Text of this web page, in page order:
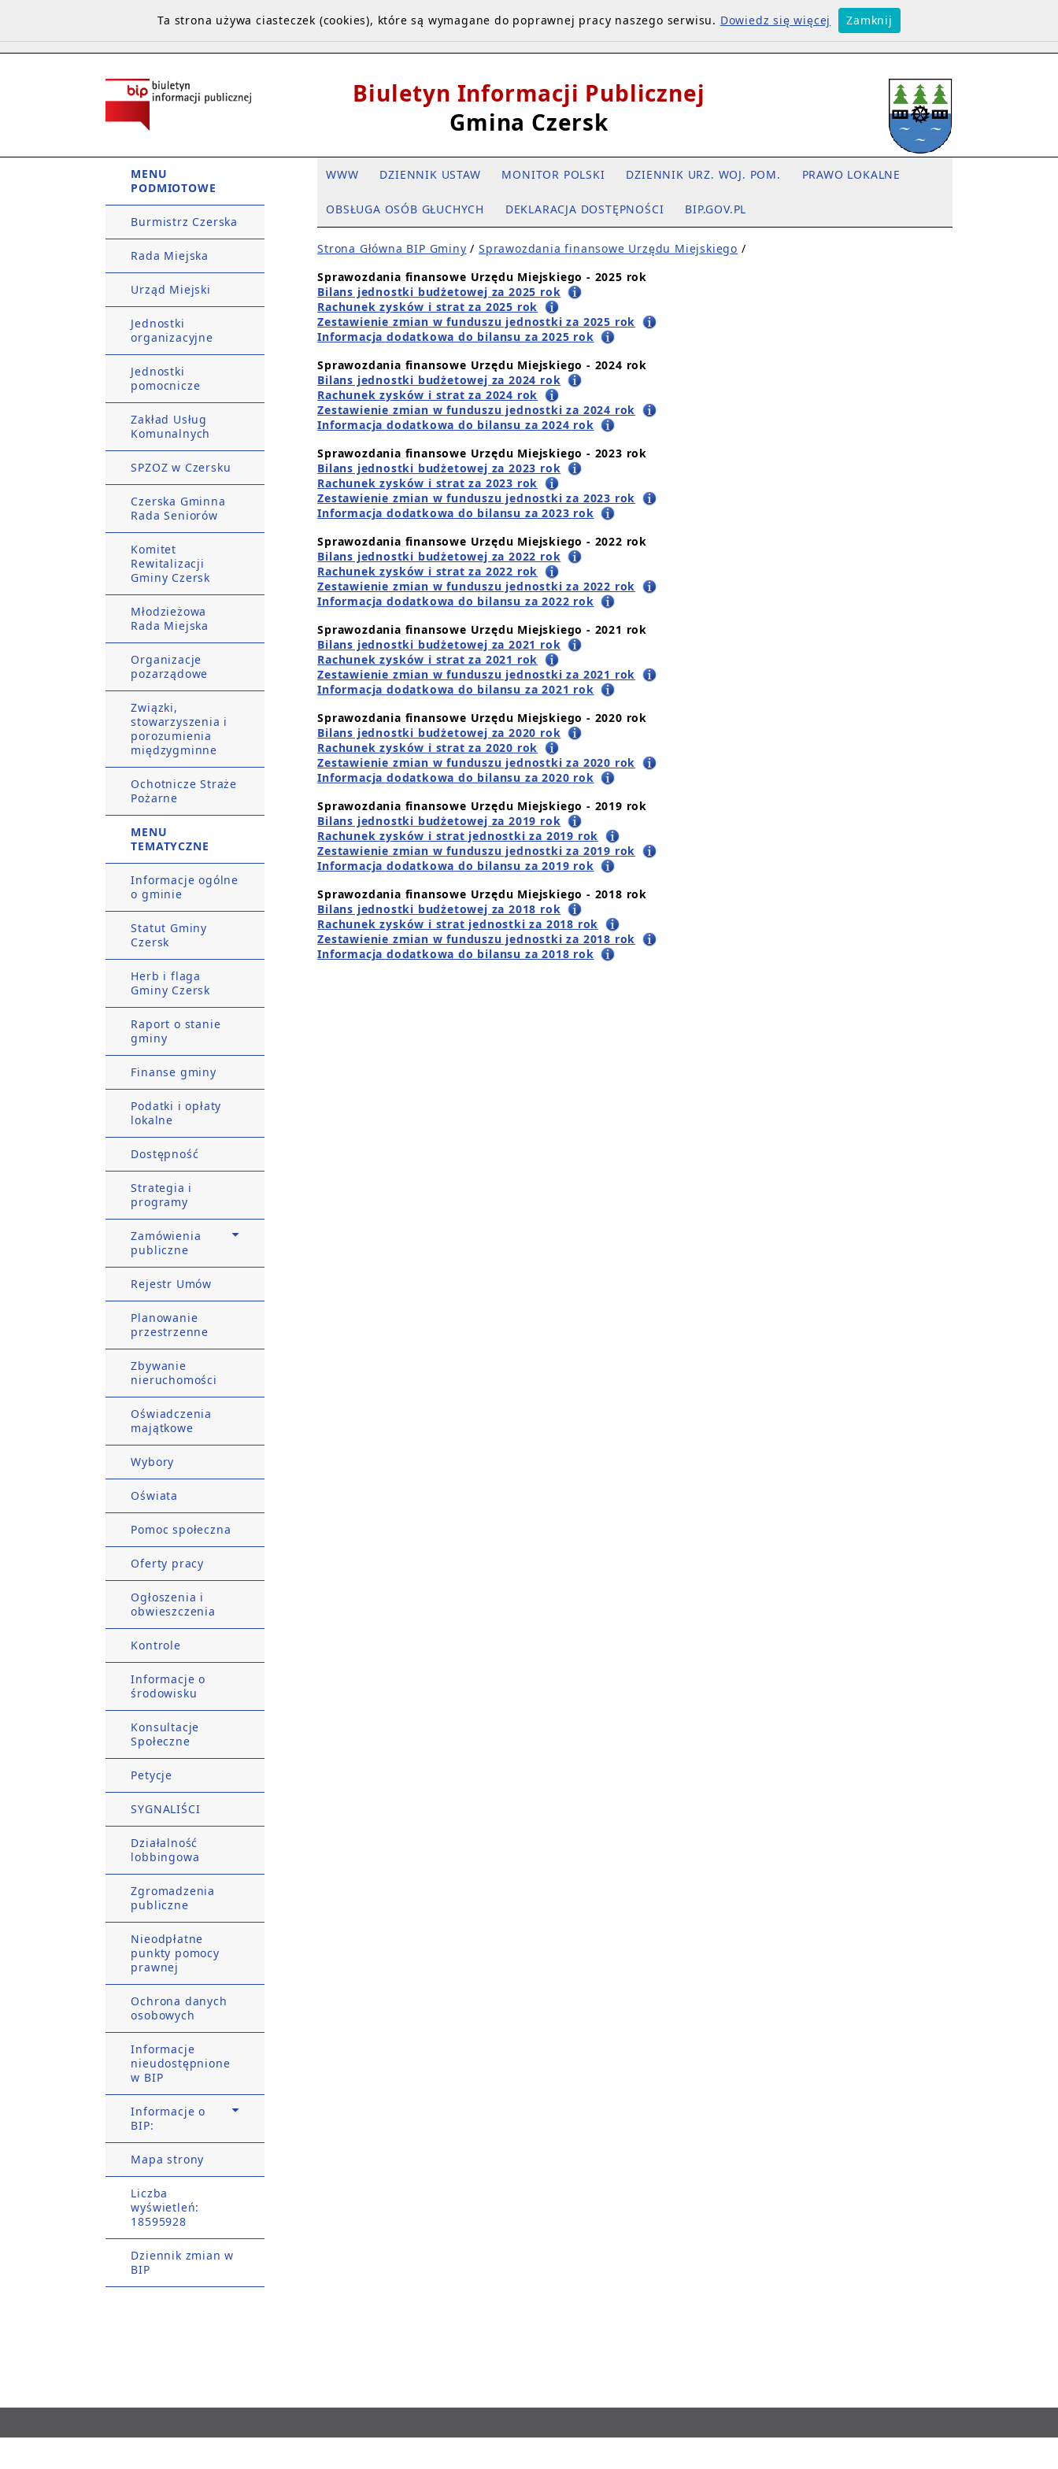
Biuletyn Informacji Publicznej
Gmina Czersk
MENU
PODMIOTOWE
Burmistrz Czerska
Rada Miejska
Urząd Miejski
Jednostki
organizacyjne
Jednostki
pomocnicze
Zakład Usług
Komunalnych
SPZOZ w Czersku
Czerska Gminna
Rada Seniorów
Komitet
Rewitalizacji
Gminy Czersk
Młodzieżowa
Rada Miejska
Organizacje
pozarządowe
Związki,
stowarzyszenia i
porozumienia
międzygminne
Ochotnicze Straże
Pożarne
MENU
TEMATYCZNE
Informacje ogólne
o gminie
Statut Gminy
Czersk
Herb i flaga
Gminy Czersk
Raport o stanie
gminy
Finanse gminy
Podatki i opłaty
lokalne
Dostępność
Strategia i
programy
Zamówienia
publiczne
Rejestr Umów
Planowanie
przestrzenne
Zbywanie
nieruchomości
Oświadczenia
majątkowe
Wybory
Oświata
Pomoc społeczna
Oferty pracy
Ogłoszenia i
obwieszczenia
Kontrole
Informacje o
środowisku
Konsultacje
Społeczne
Petycje
SYGNALIŚCI
Działalność
lobbingowa
Zgromadzenia
publiczne
Nieodpłatne
punkty pomocy
prawnej
Ochrona danych
osobowych
Informacje
nieudostępnione
w BIP
Informacje o
BIP:
Mapa strony
Liczba
wyświetleń:
18595928
Dziennik zmian w
BIP
WWW DZIENNIK USTAW MONITOR POLSKI DZIENNIK URZ. WOJ. POM. PRAWO LOKALNE
OBSŁUGA OSÓB GŁUCHYCH DEKLARACJA DOSTĘPNOŚCI BIP.GOV.PL
Strona Główna BIP Gminy / Sprawozdania finansowe Urzędu Miejskiego /
Sprawozdania finansowe Urzędu Miejskiego - 2025 rok
Bilans jednostki budżetowej za 2025 rok
Rachunek zysków i strat za 2025 rok
Zestawienie zmian w funduszu jednostki za 2025 rok
Informacja dodatkowa do bilansu za 2025 rok
Sprawozdania finansowe Urzędu Miejskiego - 2024 rok
Bilans jednostki budżetowej za 2024 rok
Rachunek zysków i strat za 2024 rok
Zestawienie zmian w funduszu jednostki za 2024 rok
Informacja dodatkowa do bilansu za 2024 rok
Sprawozdania finansowe Urzędu Miejskiego - 2023 rok
Bilans jednostki budżetowej za 2023 rok
Rachunek zysków i strat za 2023 rok
Zestawienie zmian w funduszu jednostki za 2023 rok
Informacja dodatkowa do bilansu za 2023 rok
Sprawozdania finansowe Urzędu Miejskiego - 2022 rok
Bilans jednostki budżetowej za 2022 rok
Rachunek zysków i strat za 2022 rok
Zestawienie zmian w funduszu jednostki za 2022 rok
Informacja dodatkowa do bilansu za 2022 rok
Sprawozdania finansowe Urzędu Miejskiego - 2021 rok
Bilans jednostki budżetowej za 2021 rok
Rachunek zysków i strat za 2021 rok
Zestawienie zmian w funduszu jednostki za 2021 rok
Informacja dodatkowa do bilansu za 2021 rok
Sprawozdania finansowe Urzędu Miejskiego - 2020 rok
Bilans jednostki budżetowej za 2020 rok
Rachunek zysków i strat za 2020 rok
Zestawienie zmian w funduszu jednostki za 2020 rok
Informacja dodatkowa do bilansu za 2020 rok
Sprawozdania finansowe Urzędu Miejskiego - 2019 rok
Bilans jednostki budżetowej za 2019 rok
Rachunek zysków i strat jednostki za 2019 rok
Zestawienie zmian w funduszu jednostki za 2019 rok
Informacja dodatkowa do bilansu za 2019 rok
Sprawozdania finansowe Urzędu Miejskiego - 2018 rok
Bilans jednostki budżetowej za 2018 rok
Rachunek zysków i strat jednostki za 2018 rok
Zestawienie zmian w funduszu jednostki za 2018 rok
Informacja dodatkowa do bilansu za 2018 rok
Ta strona używa ciasteczek (cookies), które są wymagane do poprawnej pracy naszego serwisu. Dowiedz się więcej Zamknij